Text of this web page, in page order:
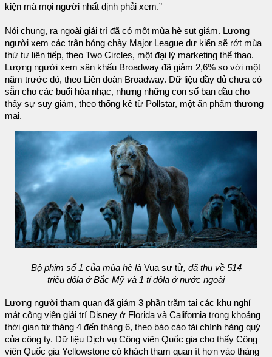
kiện mà mọi người nhất định phải xem.”
Nói chung, ra ngoài giải trí đã có một mùa hè sụt giảm. Lượng
người xem các trận bóng chày Major League dự kiến sẽ rớt mùa
thứ tư liên tiếp, theo Two Circles, một đại lý marketing thể thao.
Lượng người xem sân khấu Broadway đã giảm 2,6% so với một
năm trước đó, theo Liên đoàn Broadway. Dữ liệu đầy đủ chưa có
sẵn cho các buổi hòa nhạc, nhưng những con số ban đầu cho
thấy sự suy giảm, theo thống kê từ Pollstar, một ấn phẩm thương
mại.
Bộ phim số 1 của mùa hè là Vua sư tử, đã thu về 514
triệu đôla ở Bắc Mỹ và 1 tỉ đôla ở nước ngoài
Lượng người tham quan đã giảm 3 phần trăm tại các khu nghỉ
mát công viên giải trí Disney ở Florida và California trong khoảng
thời gian từ tháng 4 đến tháng 6, theo báo cáo tài chính hàng quý
của công ty. Dữ liệu Dịch vụ Công viên Quốc gia cho thấy Công
viên Quốc gia Yellowstone có khách tham quan ít hơn vào tháng